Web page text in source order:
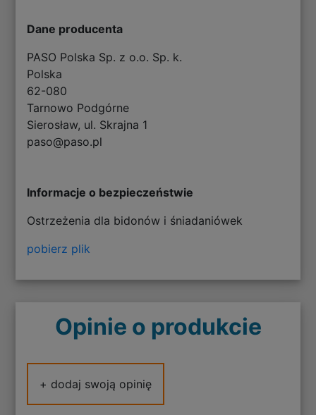
Dane producenta
PASO Polska Sp. z o.o. Sp. k.
Polska
62-080
Tarnowo Podgórne
Sierosław, ul. Skrajna 1
paso@paso.pl
Informacje o bezpieczeństwie
Ostrzeżenia dla bidonów i śniadaniówek
pobierz plik
Opinie o produkcie
+ dodaj swoją opinię